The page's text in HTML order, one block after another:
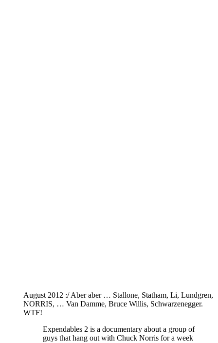
August 2012 :/ Aber aber … Stallone, Statham, Li, Lundgren,
NORRIS, … Van Damme, Bruce Willis, Schwarzenegger.
WTF!
Expendables 2 is a documentary about a group of
guys that hang out with Chuck Norris for a week